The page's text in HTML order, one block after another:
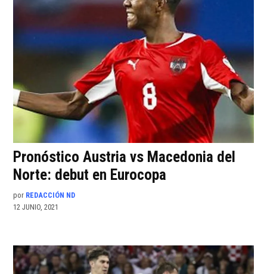
Pronóstico Austria vs Macedonia del
Norte: debut en Eurocopa
por REDACCIÓN ND
12 JUNIO, 2021